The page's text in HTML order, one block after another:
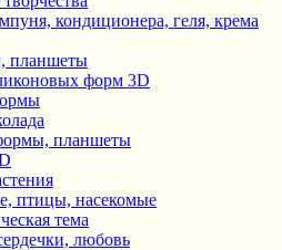
кондиционера, геля, крема
планшеты
форм 3D
планшеты
птицы, насекомые
тема
любовь